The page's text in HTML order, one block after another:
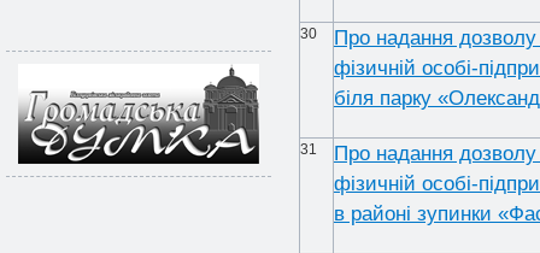
30
Про надання дозволу
фізичній особі-
біля парку
31
Про надання дозволу
фізичній особі-
в районі зупинки